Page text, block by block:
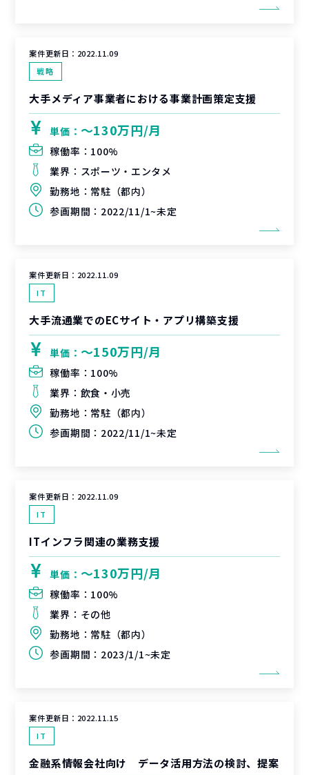
案件更新日： 2022.11.09
戦略
大手メディア事業者における事業計画策定支援
単価： 〜130万円/月
稼働率： 100%
業界： スポーツ・エンタメ
勤務地： 常駐（都内）
参画期間： 2022/11/1~未定
案件更新日： 2022.11.09
IT
大手流通業でのECサイト・アプリ構築支援
単価： 〜150万円/月
稼働率： 100%
業界： 飲食・小売
勤務地： 常駐（都内）
参画期間： 2022/11/1~未定
案件更新日： 2022.11.09
IT
ITインフラ関連の業務支援
単価： 〜130万円/月
稼働率： 100%
業界： その他
勤務地： 常駐（都内）
参画期間： 2023/1/1~未定
案件更新日： 2022.11.15
IT
金融系情報会社向け データ活用方法の検討、提案